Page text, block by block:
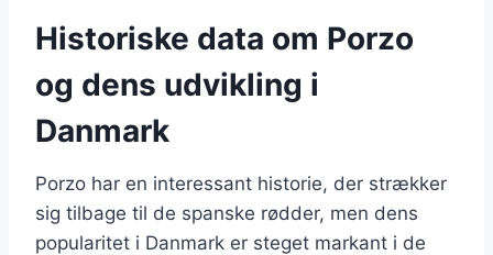
Historiske data om Porzo
og dens udvikling i
Danmark
Porzo har en interessant historie, der strækker
sig tilbage til de spanske rødder, men dens
popularitet i Danmark er steget markant i de